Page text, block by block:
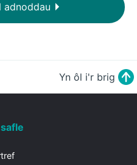
adnoddau
Yn ôl i'r brig